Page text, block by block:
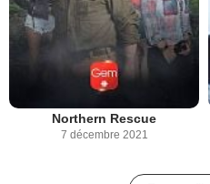
Northern Rescue
7 décembre 2021